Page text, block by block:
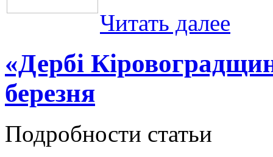
Читать далее
«Дербі
березня
Подробности статьи